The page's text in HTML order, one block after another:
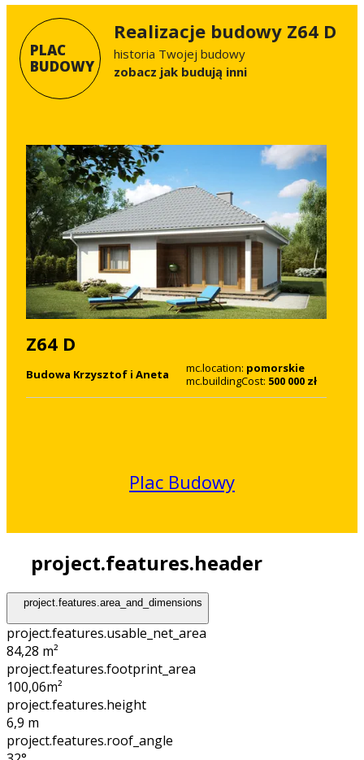
PLAC
BUDOWY
Realizacje budowy Z64 D
historia Twojej budowy
Zobacz jak budują inni
Z64 D
Budowa Krzysztof i Aneta mc.location: pomorskie
mc.buildingCost: 500 000 zł
Plac Budowy
project.features.header
project.features.area_and_dimensions
project.features.usable_net_area
84,28 m²
project.features.footprint_area
100,06m²
project.features.height
6,9 m
project.features.roof_angle